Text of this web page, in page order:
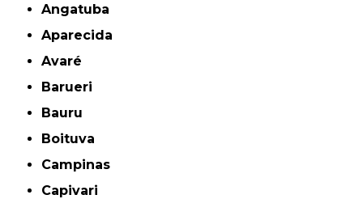
Angatuba
Aparecida
Avaré
Barueri
Bauru
Boituva
Campinas
Capivari